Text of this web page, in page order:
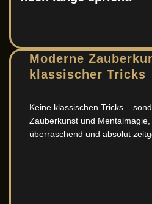
Moderne
klassischer Tricks
Keine klassischen Tricks –
Zauberkunst und
überraschend und absolut